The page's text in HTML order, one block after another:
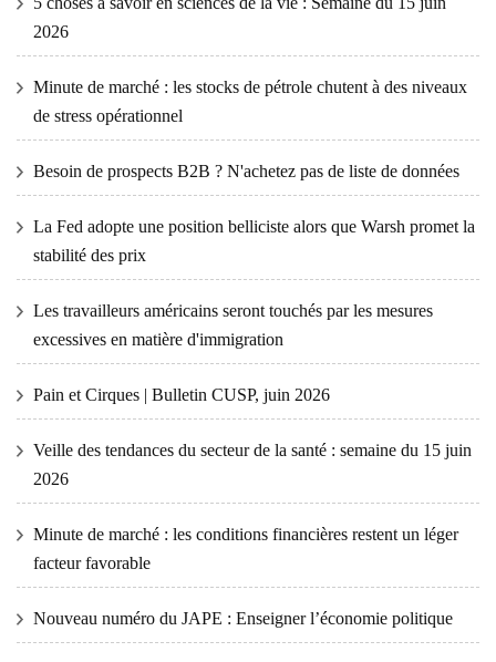
2026
Minute de marché : les stocks de pétrole chutent à des niveaux
de stress opérationnel
Besoin de prospects B2B ? N'achetez pas de liste de données
La Fed adopte une position belliciste alors que Warsh promet la
stabilité des prix
Les travailleurs américains seront touchés par les mesures
excessives en matière d'immigration
Pain et Cirques | Bulletin CUSP, juin 2026
Veille des tendances du secteur de la santé : semaine du 15 juin
2026
Minute de marché : les conditions financières restent un léger
facteur favorable
Nouveau numéro du JAPE : Enseigner l’économie politique